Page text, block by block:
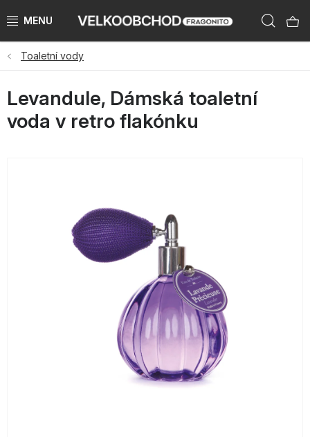
na
NAŠE ZNAČKY
PŘEDPRODEJ VÁNOCE 2026
NOVINKY 2026
VÝPRODEJ SKLADU AŽ -50 %
Toaletní vody
Levandule, Dámská toaletní
voda v retro flakónku